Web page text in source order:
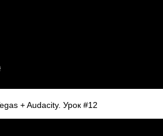
+ Audacity. Урок #12